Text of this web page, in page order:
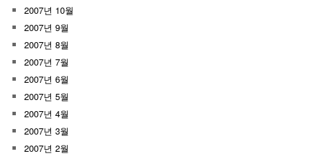
2007년 10월
2007년 9월
2007년 8월
2007년 7월
2007년 6월
2007년 5월
2007년 4월
2007년 3월
2007년 2월